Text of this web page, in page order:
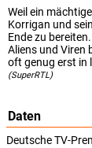
Weil ein
Korrigan und
Ende zu
Aliens und Viren
oft genug erst in
(SuperRTL)
Daten
Deutsche TV-